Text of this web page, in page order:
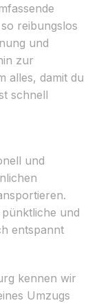
reibungslos
und
zur
alles, damit du
schnell
und
und
entspannt
kennen wir
Umzugs